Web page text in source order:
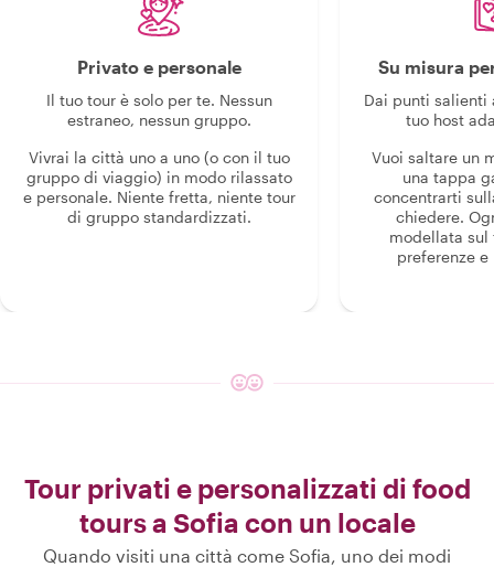
Privato e personale
Il tuo tour è solo per te. Nessun
estraneo, nessun gruppo.
Vivrai la città uno a uno (o con il tuo
gruppo di viaggio) in modo rilassato
e personale. Niente fretta, niente tour
di gruppo standardizzati.
Su misura
Dai punti salienti
tuo host
Vuoi saltare un
una tappa
concentrarti
chiedere.
modellata sul
preferenze
Tour privati e personalizzati di food
tours a Sofia con un locale
Quando visiti una città come Sofia, uno dei modi